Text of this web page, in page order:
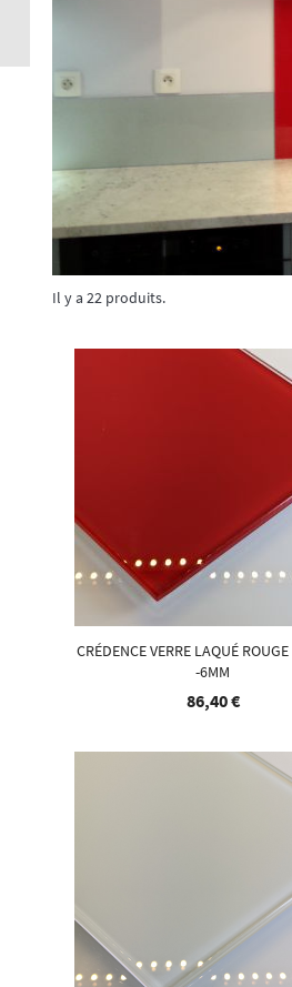
Il y a 22 produits.
CRÉDENCE VERRE LAQUÉ
-6MM
86,40 €